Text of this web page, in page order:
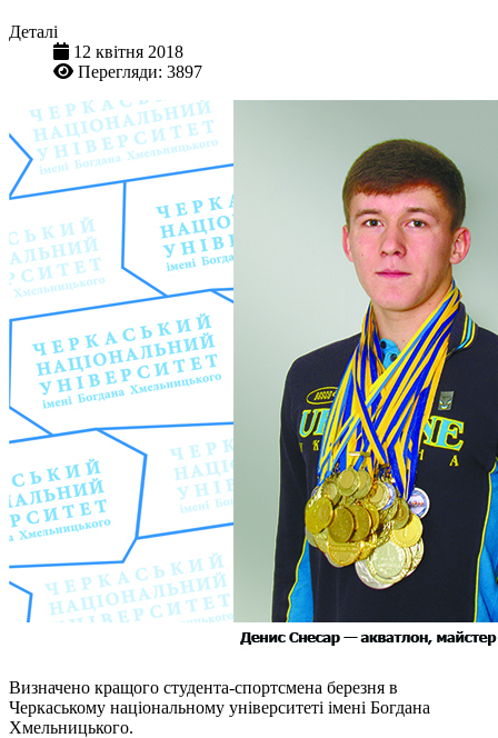
Деталі
12 квітня 2018
Перегляди: 3897
Визначено кращого студента-спортсмена березня в
Черкаському національному університеті імені Богдана
Хмельницького.